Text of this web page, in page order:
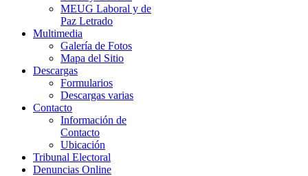
MEUG Laboral y de
Paz Letrado
Multimedia
Galería de Fotos
Mapa del Sitio
Descargas
Formularios
Descargas varias
Contacto
Información de
Contacto
Ubicación
Tribunal Electoral
Denuncias Online